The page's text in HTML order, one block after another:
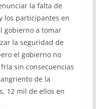
la falta de
los participantes en
gobierno a tomar
la seguridad de
el gobierno no
sin consecuencias
de la
12 mil de ellos en